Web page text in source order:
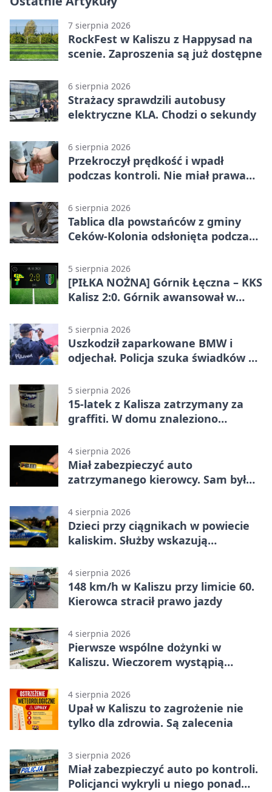
7 sierpnia 2026
RockFest w Kaliszu z Happysad na
scenie. Zaproszenia są już dostępne
6 sierpnia 2026
Strażacy sprawdzili autobusy
elektryczne KLA. Chodzi o sekundy
6 sierpnia 2026
Przekroczył prędkość i wpadł
podczas kontroli. Nie miał prawa
6 sierpnia 2026
Tablica dla powstańców z gminy
Ceków-Kolonia odsłonięta podczas
5 sierpnia 2026
[PIŁKA NOŻNA] Górnik Łęczna – KKS
Kalisz 2:0. Górnik awansował w
5 sierpnia 2026
Uszkodził zaparkowane BMW i
odjechał. Policja szuka świadków w
5 sierpnia 2026
15-latek z Kalisza zatrzymany za
graffiti. W domu znaleziono
4 sierpnia 2026
Miał zabezpieczyć auto
zatrzymanego kierowcy. Sam był
4 sierpnia 2026
Dzieci przy ciągnikach w powiecie
kaliskim. Służby wskazują
4 sierpnia 2026
148 km/h w Kaliszu przy limicie 60.
Kierowca stracił prawo jazdy
4 sierpnia 2026
Pierwsze wspólne dożynki w
Kaliszu. Wieczorem wystąpią
4 sierpnia 2026
Upał w Kaliszu to zagrożenie nie
tylko dla zdrowia. Są zalecenia
3 sierpnia 2026
Miał zabezpieczyć auto po kontroli.
Policjanci wykryli u niego ponad